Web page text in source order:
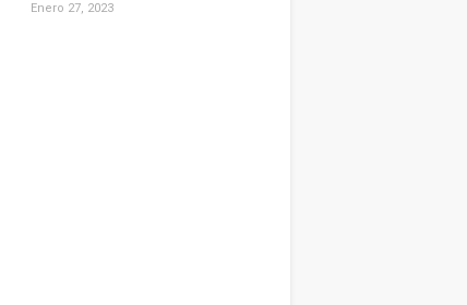
Enero 27, 2023